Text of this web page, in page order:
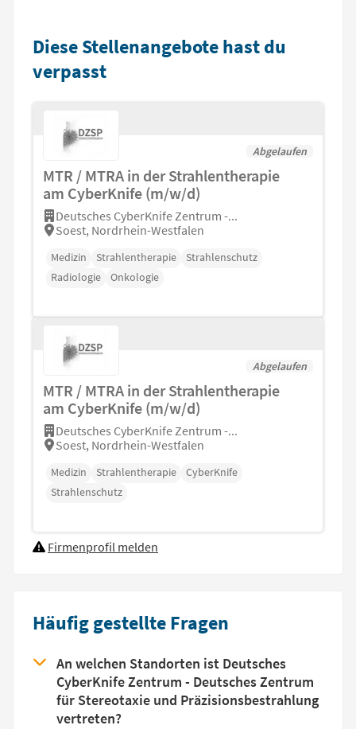
Diese Stellenangebote hast du
verpasst
Abgelaufen
MTR / MTRA in der Strahlentherapie
am CyberKnife (m/w/d)
Deutsches CyberKnife Zentrum -...
Soest, Nordrhein-Westfalen
Medizin Strahlentherapie
Strahlenschutz
Radiologie
Onkologie
Abgelaufen
MTR / MTRA in der Strahlentherapie
am CyberKnife (m/w/d)
Deutsches CyberKnife Zentrum -...
Soest, Nordrhein-Westfalen
Medizin Strahlentherapie
CyberKnife
Strahlenschutz
Firmenprofil melden
Häufig gestellte Fragen
An welchen Standorten ist Deutsches
CyberKnife Zentrum - Deutsches Zentrum
für Stereotaxie und Präzisionsbestrahlung
vertreten?